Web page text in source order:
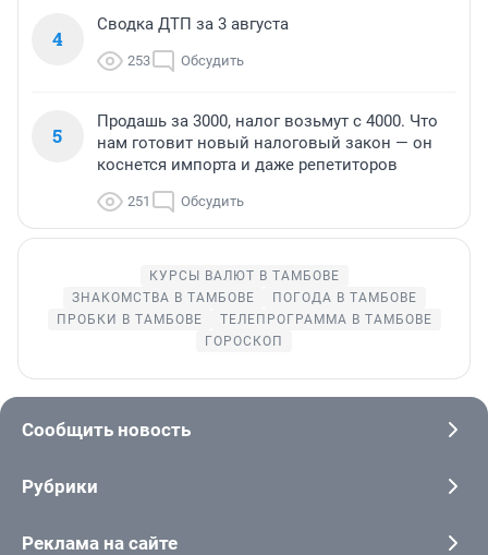
4
Сводка ДТП за 3 августа
253 Обсудить
5
Продашь за 3000, налог возьмут с 4000. Что
нам готовит новый налоговый закон — он
коснется импорта и даже репетиторов
251 Обсудить
КУРСЫ ВАЛЮТ В ТАМБОВЕ
ЗНАКОМСТВА В ТАМБОВЕ
ПОГОДА В ТАМБОВЕ
ПРОБКИ В ТАМБОВЕ
ТЕЛЕПРОГРАММА В ТАМБОВЕ
ГОРОСКОП
Сообщить новость
Рубрики
Реклама на сайте